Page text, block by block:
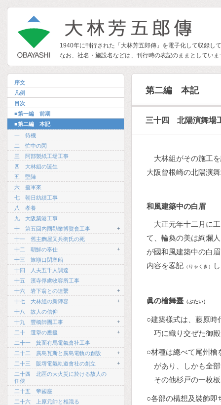
1940年に刊行された「大林芳五郎傳」を電子化して収録し
なお、社名・施設名などは、刊行時の表記のままとしてい
序文
凡例
目次
■第一編 前期
■第二編 本記
一 待機
二 忙中の閑
三 阿部製紙工場工事
四 大林組の誕生
五 堅陣
六 援軍來
七 朝日紡績工事
八 孝養
九 大阪築港工事
十 第五回内國勸業博覽會工事
+
十一 舊主麴屋又兵衛氏の死
十二 朝鮮の奉仕
+
十三 旅順口閉塞船
十四 人夫五千人調達
十五 濱寺俘虜收容所工事
十六 岩下翁との連繫
+
十七 大林組の新陣容
+
十八 故人の信仰
十九 豐橋師團工事
+
二十 選擧の應援
+
二十一 箕面有馬電氣會社工事
二十二 廣島瓦斯と廣島電軌の創設
+
二十三 阪堺電氣軌道會社の創立
+
二十四 北區の大火災に於ける故人の
任俠
二十五 帝國座
二十六 上原元帥と相識る
第二編 本記
三十四 北陽演舞場
大林組がその施工
大阪曾根崎の北陽演
和風建築中の白眉
大正元年十二月に
て、輪奐の美は絢爛
が國和風建築中の白
内容を畧記 （りゃくき）
眞の檜舞臺 （ぶたい）
○建築樣式は、藤原時
巧に織り交ぜた御
○材種は總べて尾州檜
があり、しかも全
その他杉戸の一枚
○各部の構想及裝飾即